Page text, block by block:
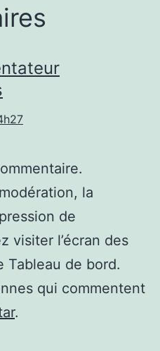
la
de
visiter l’écran des
Tableau de bord.
qui commentent
.